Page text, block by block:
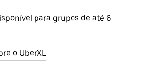
para grupos de até 6
o UberXL